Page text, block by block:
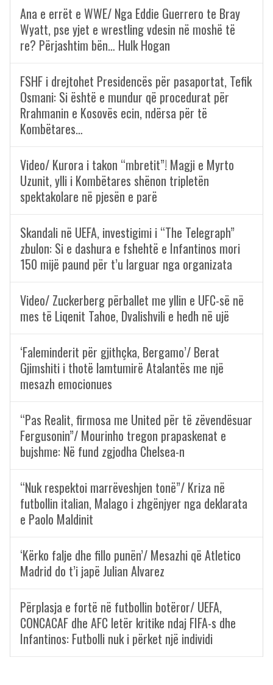
Ana e errët e WWE/ Nga Eddie Guerrero te Bray
Wyatt, pse yjet e wrestling vdesin në moshë të
re? Përjashtim bën… Hulk Hogan
FSHF i drejtohet Presidencës për pasaportat, Tefik
Osmani: Si është e mundur që procedurat për
Rrahmanin e Kosovës ecin, ndërsa për të
Kombëtares…
Video/ Kurora i takon “mbretit”! Magji e Myrto
Uzunit, ylli i Kombëtares shënon tripletën
spektakolare në pjesën e parë
Skandali në UEFA, investigimi i “The Telegraph”
zbulon: Si e dashura e fshehtë e Infantinos mori
150 mijë paund për t’u larguar nga organizata
Video/ Zuckerberg përballet me yllin e UFC-së në
mes të Liqenit Tahoe, Dvalishvili e hedh në ujë
‘Faleminderit për gjithçka, Bergamo’/ Berat
Gjimshiti i thotë lamtumirë Atalantës me një
mesazh emocionues
“Pas Realit, firmosa me United për të zëvendësuar
Fergusonin”/ Mourinho tregon prapaskenat e
bujshme: Në fund zgjodha Chelsea-n
“Nuk respektoi marrëveshjen tonë”/ Kriza në
futbollin italian, Malago i zhgënjyer nga deklarata
e Paolo Maldinit
‘Kërko falje dhe fillo punën’/ Mesazhi që Atletico
Madrid do t’i japë Julian Alvarez
Përplasja e fortë në futbollin botëror/ UEFA,
CONCACAF dhe AFC letër kritike ndaj FIFA-s dhe
Infantinos: Futbolli nuk i përket një individi